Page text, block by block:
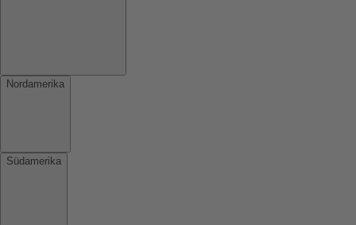
Nordamerika
Südamerika